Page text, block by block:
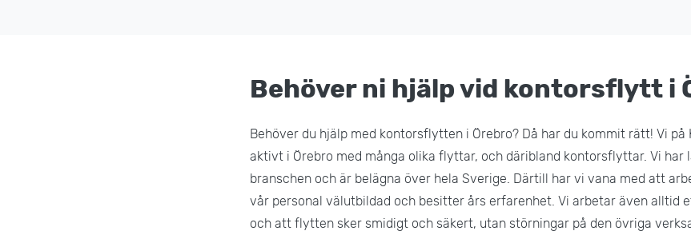
Behöver ni hjälp vid kontorsflytt i
Behöver du hjälp med kontorsflytten i Örebro? Då har du kommit rätt! Vi
aktivt i Örebro med många olika flyttar, och däribland kontorsflyttar. Vi har
branschen och är belägna över hela Sverige. Därtill har vi vana med att
vår personal välutbildad och besitter års erfarenhet. Vi arbetar även alltid
och att flytten sker smidigt och säkert, utan störningar på den övriga